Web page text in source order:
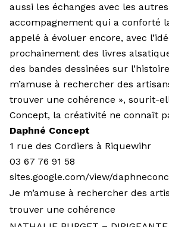
aussi les échanges avec les
accompagnement qui a conforté
appelé à évoluer encore, avec
prochainement des livres
des bandes dessinées sur
m’amuse à rechercher des
trouver une cohérence », sourit-
Concept, la créativité ne connaît
Daphné Concept
1 rue des Cordiers à Riquewihr
03 67 76 91 58
sites.google.com/view/
Je m’amuse à rechercher des
trouver une cohérence